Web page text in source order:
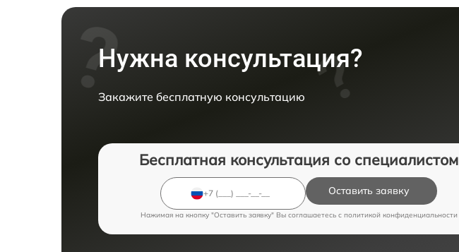
Нужна консультация?
Закажите бесплатную консультацию
Бесплатная консультация со специалистом
Оставить заявку
Нажимая на кнопку "Оставить заявку" Вы соглашаетесь c политикой конфиденциальности